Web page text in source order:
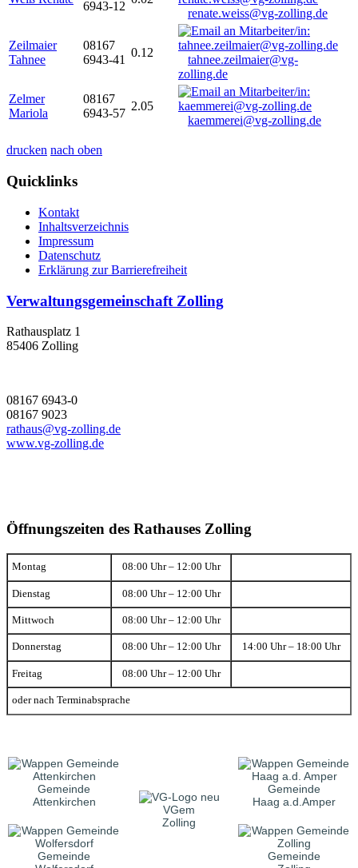
6943-12
renate.weiss@vg-zolling.de
Zeilmaier
Tahnee
08167
6943-41
0.12
tahnee.zeilmaier@vg-
zolling.de
Zelmer
Mariola
08167
6943-57
2.05
kaemmerei@vg-zolling.de
drucken nach oben
Quicklinks
Kontakt
Inhaltsverzeichnis
Impressum
Datenschutz
Erklärung zur Barrierefreiheit
Verwaltungsgemeinschaft Zolling
Rathausplatz 1
85406 Zolling
08167 6943-0
08167 9023
rathaus@vg-zolling.de
www.vg-zolling.de
Öffnungszeiten des Rathauses Zolling
Montag 08:00 Uhr – 12:00 Uhr
Dienstag 08:00 Uhr – 12:00 Uhr
Mittwoch 08:00 Uhr – 12:00 Uhr
Donnerstag 08:00 Uhr – 12:00 Uhr 14:00 Uhr – 18:00 Uhr
Freitag 08:00 Uhr – 12:00 Uhr
oder nach Terminabsprache
Gemeinde
Attenkirchen
VGem
Zolling
Gemeinde
Haag a.d.Amper
Gemeinde
Gemeinde